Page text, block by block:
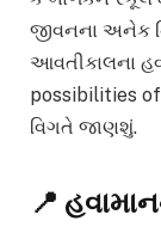
જીવનના અનેક
આવતીકાલના
possibilities of
વિગતે જાણશું.
📍